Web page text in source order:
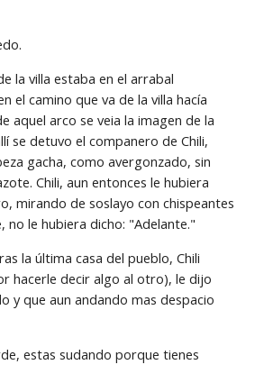
la villa estaba en el arrabal
el camino que va de la villa hacía
aquel arco se veia la imagen de la
se detuvo el companero de Chili,
gacha, como avergonzado, sin
Chili, aun entonces le hubiera
mirando de soslayo con chispeantes
le hubiera dicho: "Adelante."
la última casa del pueblo, Chili
hacerle decir algo al otro), le dijo
y que aun andando mas despacio
estas sudando porque tienes